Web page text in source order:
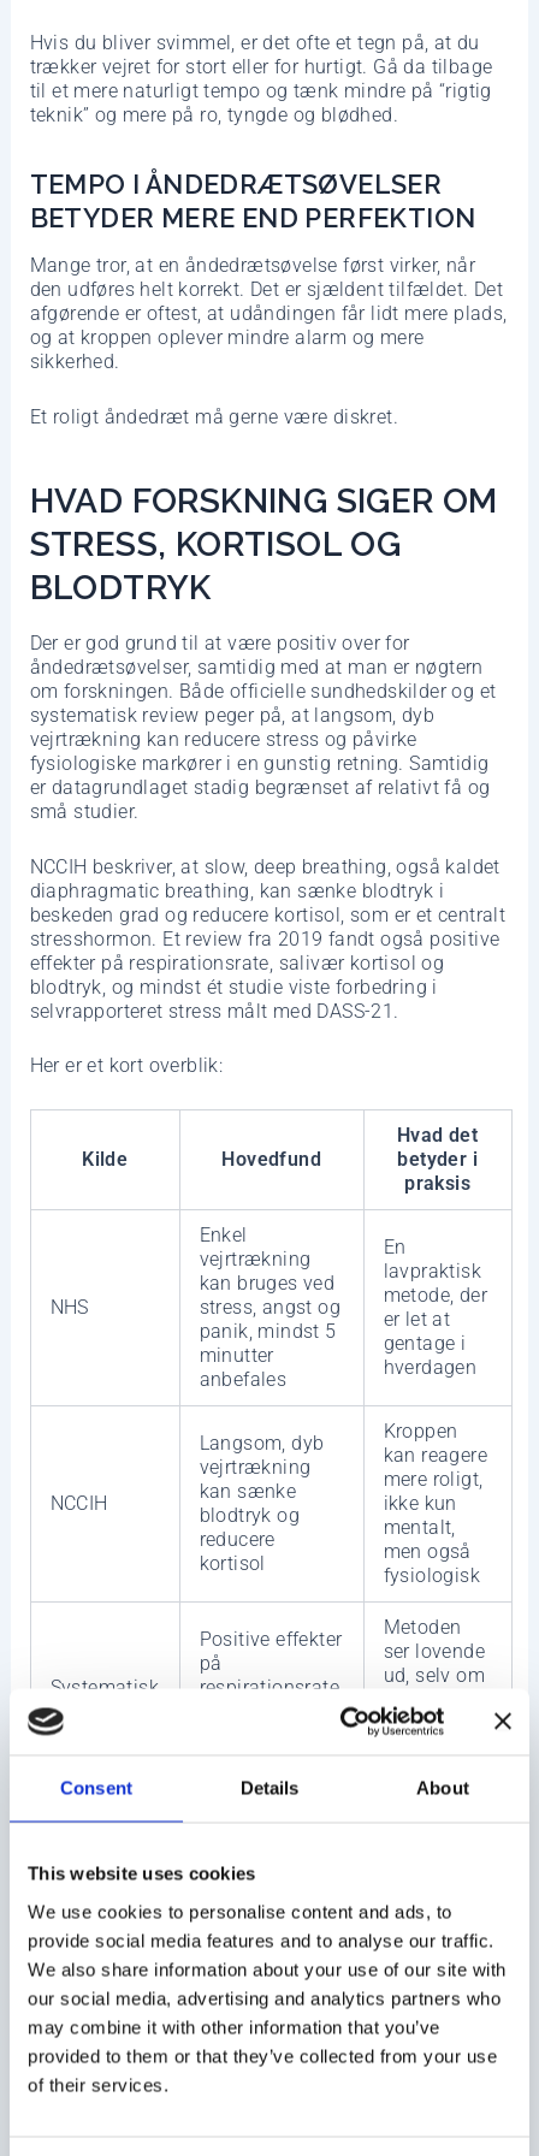
Consent Details About
This website uses cookies
We use cookies to personalise content and ads, to
provide social media features and to analyse our traffic.
We also share information about your use of our site with
our social media, advertising and analytics partners who
may combine it with other information that you’ve
provided to them or that they’ve collected from your use
of their services.
Hvis du bliver svimmel, er det ofte et tegn på, at du
trækker vejret for stort eller for hurtigt. Gå da tilbage
til et mere naturligt tempo og tænk mindre på “rigtig
teknik” og mere på ro, tyngde og blødhed.
TEMPO I ÅNDEDRÆTSØVELSER
BETYDER MERE END PERFEKTION
Mange tror, at en åndedrætsøvelse først virker, når
den udføres helt korrekt. Det er sjældent tilfældet. Det
afgørende er oftest, at udåndingen får lidt mere plads,
og at kroppen oplever mindre alarm og mere
sikkerhed.
Et roligt åndedræt må gerne være diskret.
HVAD FORSKNING SIGER OM
STRESS, KORTISOL OG
BLODTRYK
Der er god grund til at være positiv over for
åndedrætsøvelser, samtidig med at man er nøgtern
om forskningen. Både officielle sundhedskilder og et
systematisk review peger på, at langsom, dyb
vejrtrækning kan reducere stress og påvirke
fysiologiske markører i en gunstig retning. Samtidig
er datagrundlaget stadig begrænset af relativt få og
små studier.
NCCIH beskriver, at slow, deep breathing, også kaldet
diaphragmatic breathing, kan sænke blodtryk i
beskeden grad og reducere kortisol, som er et centralt
stresshormon. Et review fra 2019 fandt også positive
effekter på respirationsrate, salivær kortisol og
blodtryk, og mindst ét studie viste forbedring i
selvrapporteret stress målt med DASS-21.
Her er et kort overblik:
Kilde Hovedfund
Hvad det
betyder i
praksis
NHS
Enkel
vejrtrækning
kan bruges ved
stress, angst og
panik, mindst 5
minutter
anbefales
En
lavpraktisk
metode, der
er let at
gentage i
hverdagen
NCCIH
Langsom, dyb
vejrtrækning
kan sænke
blodtryk og
reducere
kortisol
Kroppen
kan reagere
mere roligt,
ikke kun
mentalt,
men også
fysiologisk
Systematisk
review 2019
Positive effekter
på
respirationsrate,
Metoden
ser lovende
ud, selv om
stadig er
U.S.
Department
of Veterans
Affairs
giver typisk
langsommere
og dybere
vejrtrækning
end
bryståndedræt
åndedræt,
der ofte
følger
stress og
angst
Det gør åndedrætsøvelser interessante, fordi de både